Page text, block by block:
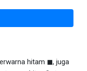
hitam ◼, juga